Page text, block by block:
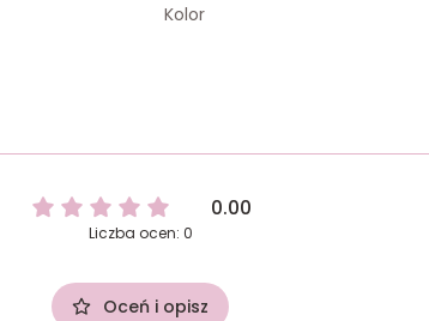
Kolor
0.00
Liczba ocen: 0
Oceń i opisz